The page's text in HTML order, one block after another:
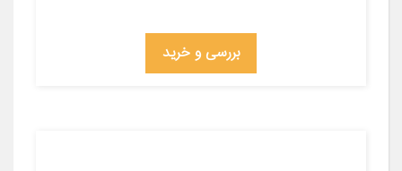
بررسی و خرید